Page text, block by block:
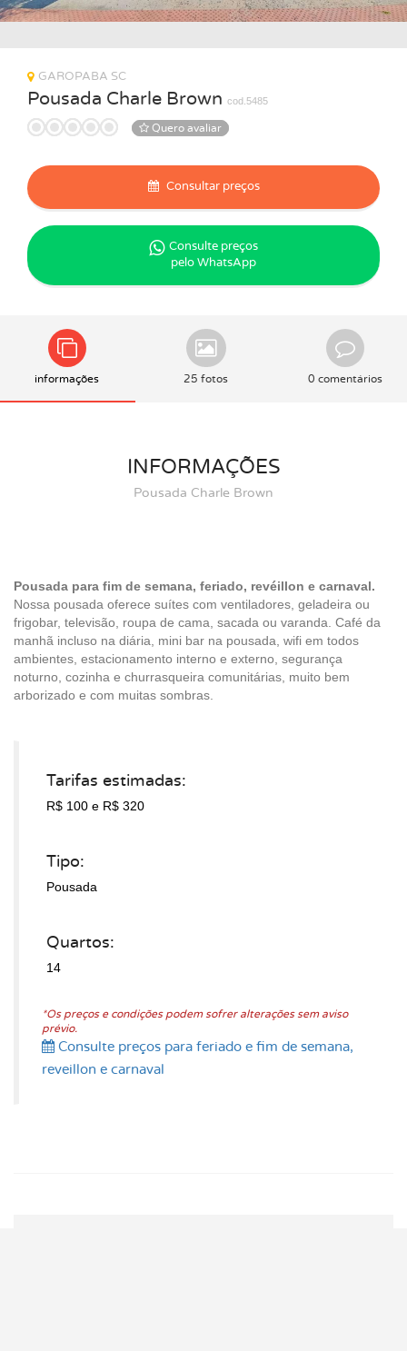
Pousada Charle Brown cod.5485
GAROPABA SC
Quero avaliar
Consultar preços
Consulte preços
pelo WhatsApp
informações 25 fotos 0 comentários
INFORMAÇÕES
Pousada Charle Brown
Pousada para fim de semana, feriado, revéillon e carnaval.
Nossa pousada oferece suítes com ventiladores, geladeira ou
frigobar, televisão, roupa de cama, sacada ou varanda. Café da
manhã incluso na diária, mini bar na pousada, wifi em todos
ambientes, estacionamento interno e externo, segurança
noturno, cozinha e churrasqueira comunitárias, muito bem
arborizado e com muitas sombras.
Tarifas estimadas:
R$ 100 e R$ 320
Tipo:
Pousada
Quartos:
14
*Os preços e condições podem sofrer alterações sem aviso
prévio.
Consulte preços para feriado e fim de semana,
reveillon e carnaval